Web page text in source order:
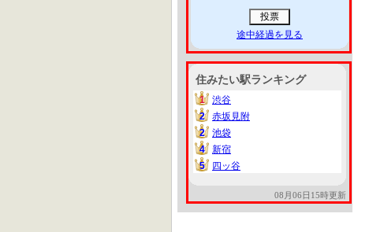
途中経過を見る
住みたい駅ランキング
1
1
渋谷
2
2
赤坂見附
2
2
池袋
4
4
新宿
5
5 四ッ谷
08月06日15時更新